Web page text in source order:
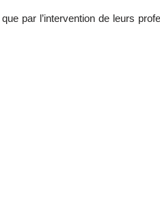
par l’intervention de leurs